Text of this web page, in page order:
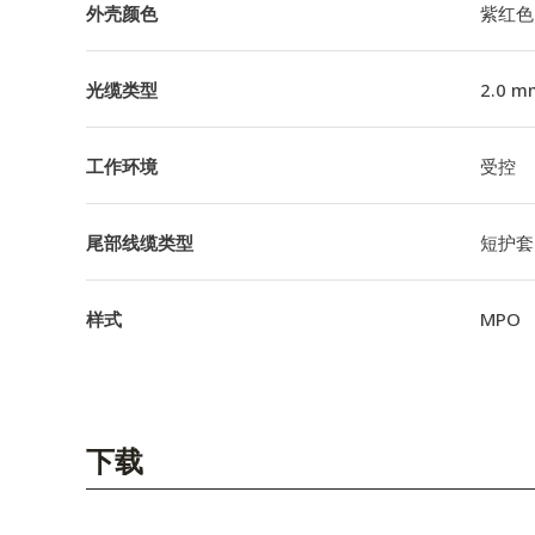
外壳颜色 紫红色
光缆类型 2.0
工作环境 受控
尾部线缆类型 短护套
样式 MPO
下载